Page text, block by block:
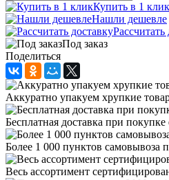
Купить в 1 клик
Нашли дешевле
Рассчитать
Под заказ
Поделиться
Аккуратно упакуем хрупкие
Бесплатная доставка при покупке
Более 1 000 пунктов самовывоза
Весь ассортимент